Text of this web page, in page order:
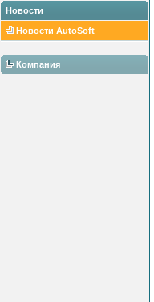
Новости
Новости AutoSoft
Компания